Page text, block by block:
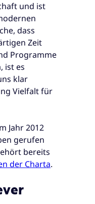
und ist
dass
Zeit
Programme
ist es
klar
Vielfalt für
Jahr 2012
gerufen
bereits
der Charta.